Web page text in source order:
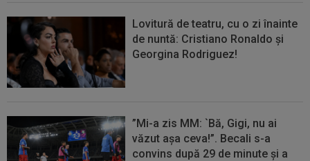
Lovitură de teatru, cu o zi înainte
de nuntă: Cristiano Ronaldo și
Georgina Rodriguez!
”Mi-a zis MM: `Bă, Gigi, nu ai
văzut așa ceva!”. Becali s-a
convins după 29 de minute și a